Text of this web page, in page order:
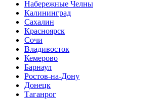
Набережные Челны
Калининград
Сахалин
Красноярск
Сочи
Владивосток
Кемерово
Барнаул
Ростов-на-Дону
Донецк
Таганрог